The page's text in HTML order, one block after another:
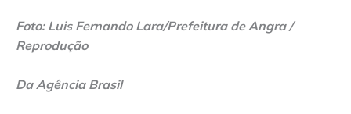
Foto: Luis Fernando Lara/Prefeitura de Angra /
Reprodução
Da Agência Brasil